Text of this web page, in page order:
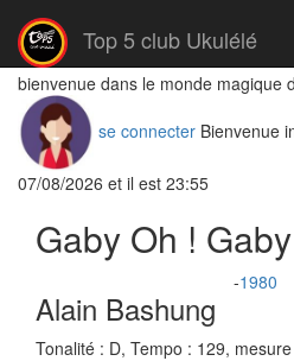
Top 5 club Ukulélé
bienvenue dans le monde magique
se connecter Bienvenue
07/08/2026 et il est 23:55
Gaby Oh ! Gaby
Alain Bashung
-1980
Tonalité : D, Tempo : 129,